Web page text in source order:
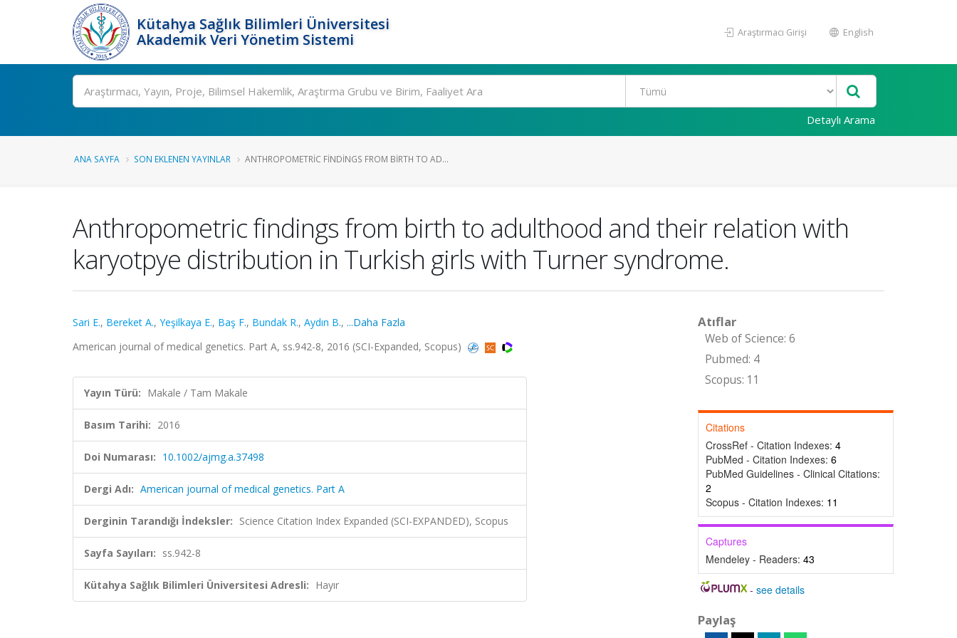
Kütahya Sağlık Bilimleri Üniversitesi
Akademik Veri Yönetim Sistemi
Araştırmacı Girişi English
Ara
Detaylı Arama
ANA SAYFA SON EKLENEN YAYINLAR ANTHROPOMETRIC FINDINGS FROM BIRTH TO AD...
Anthropometric findings from birth to adulthood and their relation with
karyotpye distribution in Turkish girls with Turner syndrome.
Sari E., Bereket A., Yeşilkaya E., Baş F., Bundak R., Aydın B., ...Daha Fazla
American journal of medical genetics. Part A, ss.942-8, 2016 (SCI-Expanded, Scopus)
Yayın Türü: Makale / Tam Makale
Basım Tarihi: 2016
Doi Numarası: 10.1002/ajmg.a.37498
Dergi Adı: American journal of medical genetics. Part A
Derginin Tarandığı İndeksler: Science Citation Index Expanded (SCI-EXPANDED), Scopus
Sayfa Sayıları: ss.942-8
Kütahya Sağlık Bilimleri Üniversitesi Adresli: Hayır
Atıflar
Web of Science: 6
Pubmed: 4
Scopus: 11
Citations
CrossRef - Citation Indexes: 4
PubMed - Citation Indexes: 6
PubMed Guidelines - Clinical Citations:
2
Scopus - Citation Indexes: 11
Captures
Mendeley - Readers: 43
-see details
Paylaş